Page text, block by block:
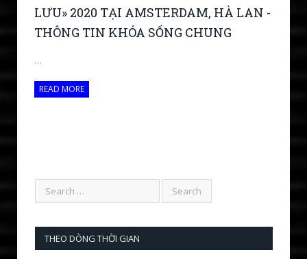
LƯU» 2020 TẠI AMSTERDAM, HÀ LAN -
THÔNG TIN KHÓA SỐNG CHUNG
…
READ MORE
THEO DÒNG THỜI GIAN